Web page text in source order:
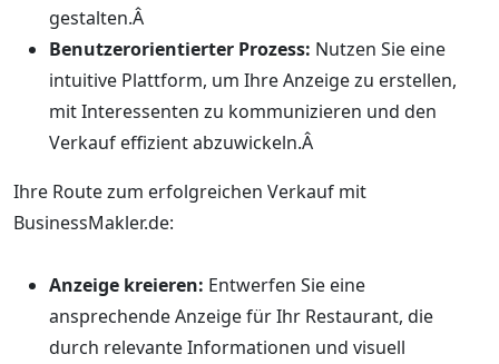
gestalten.Â
Benutzerorientierter Prozess: Nutzen Sie eine
intuitive Plattform, um Ihre Anzeige zu erstellen,
mit Interessenten zu kommunizieren und den
Verkauf effizient abzuwickeln.Â
Ihre Route zum erfolgreichen Verkauf mit
BusinessMakler.de:
Anzeige kreieren: Entwerfen Sie eine
ansprechende Anzeige für Ihr Restaurant, die
durch relevante Informationen und visuell